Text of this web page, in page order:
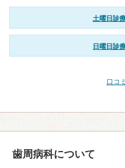
土曜日診
日曜日診
口コ
歯周病科について